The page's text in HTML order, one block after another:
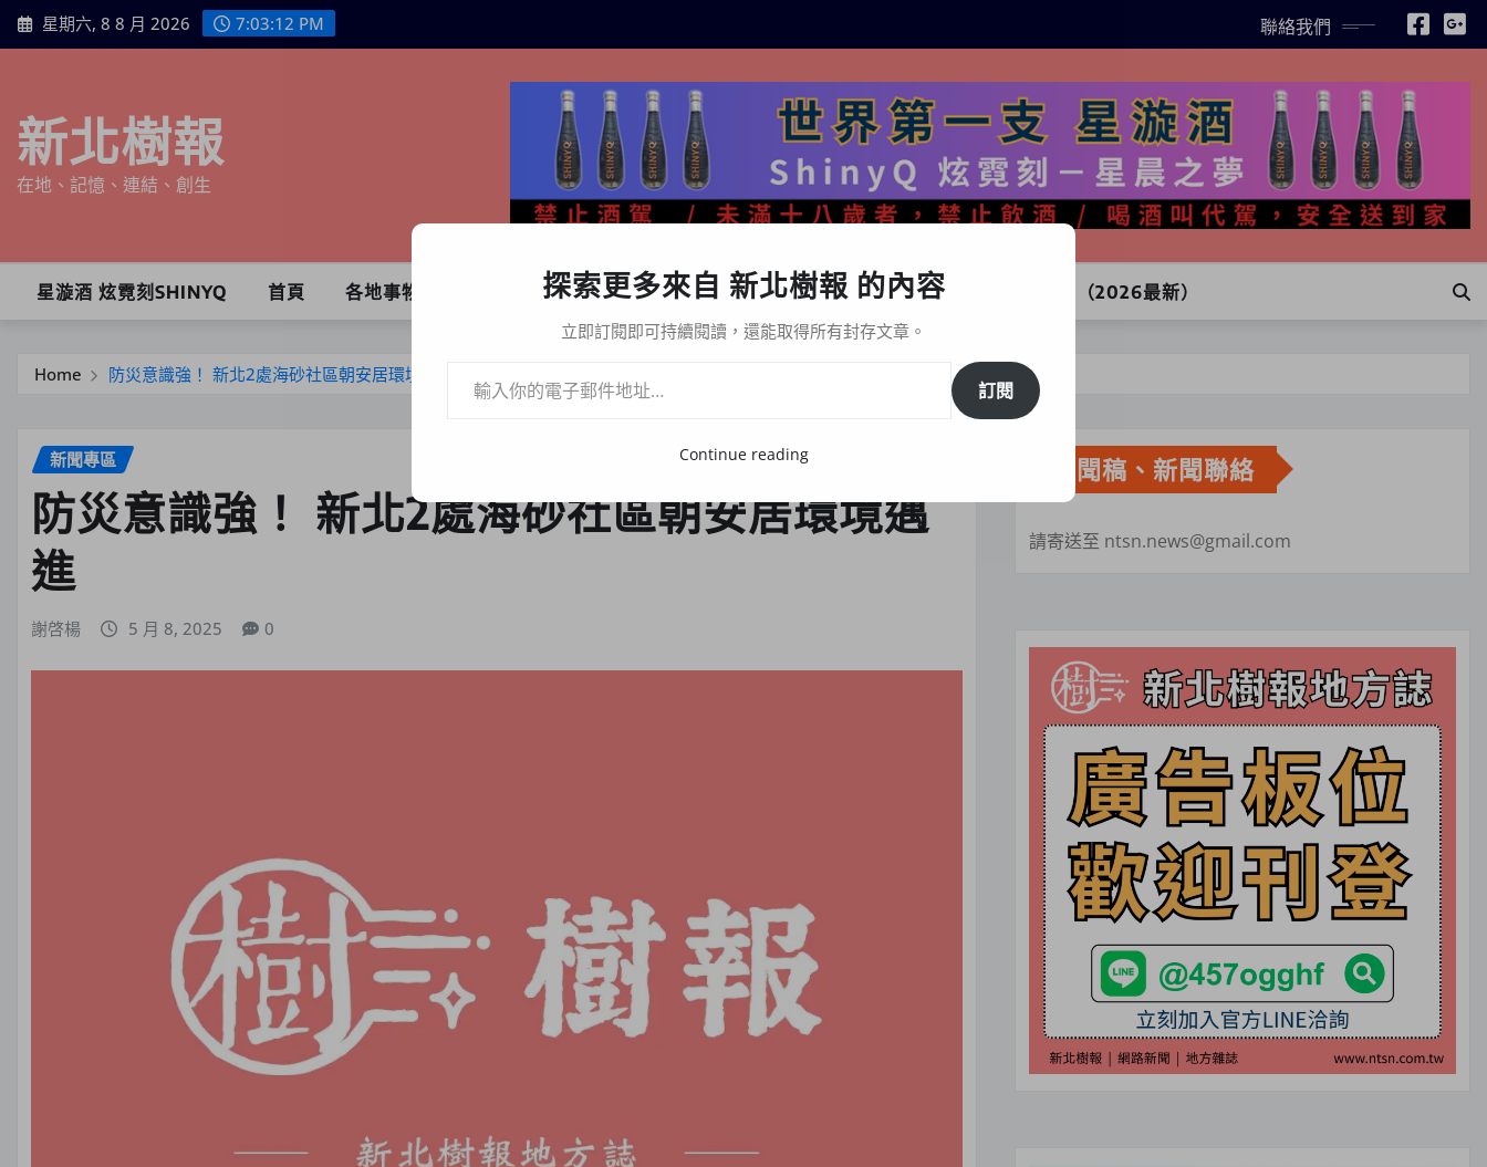
Skip
to
星期六, 8 8 月 2026 7:03:13 PM 聯絡我們
新北樹報
在地、記憶、連結、創生
星漩酒 炫霓刻SHINYQ 首頁 各地事物 生活百態 關於樹報 星漩酒哪裡買｜官方購買通路與LINE訂購（2026最新）
Home 防災意識強！ 新北2處海砂社區朝安居環境邁進
新聞專區
防災意識強！ 新北2處海砂社區朝安居環境邁
進
謝啓楊 5 月 8, 2025 0
新聞稿、新聞聯絡
請寄送至 ntsn.news@gmail.com
探索更多來自 新北樹報 的內容
立即訂閱即可持續閱讀，還能取得所有封存文章。
訂閱
Continue reading